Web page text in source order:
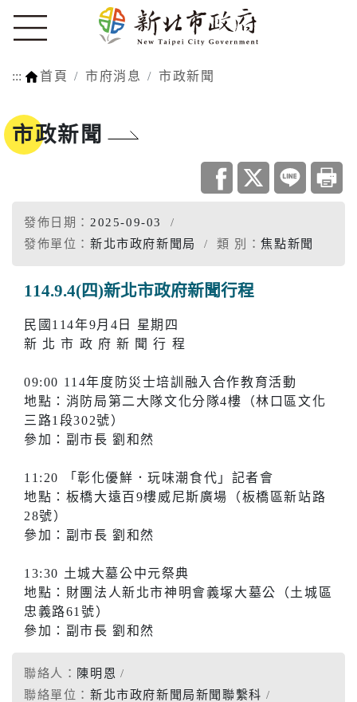
::: 首頁 市府消息 市政新聞
市政新聞
發佈日期： 2025-09-03
發佈單位： 新北市政府新聞局 類 別：焦點新聞
114.9.4(四)新北市政府新聞行程
民國114年9月4日 星期四
新 北 市 政 府 新 聞 行 程
09:00 114年度防災士培訓融入合作教育活動
地點：消防局第二大隊文化分隊4樓（林口區文化
三路1段302號）
參加：副市長 劉和然
11:20 「彰化優鮮．玩味潮食代」記者會
地點：板橋大遠百9樓威尼斯廣場（板橋區新站路
28號）
參加：副市長 劉和然
13:30 土城大墓公中元祭典
地點：財團法人新北市神明會義塚大墓公（土城區
忠義路61號）
參加：副市長 劉和然
聯絡人： 陳明恩
聯絡單位： 新北市政府新聞局新聞聯繫科